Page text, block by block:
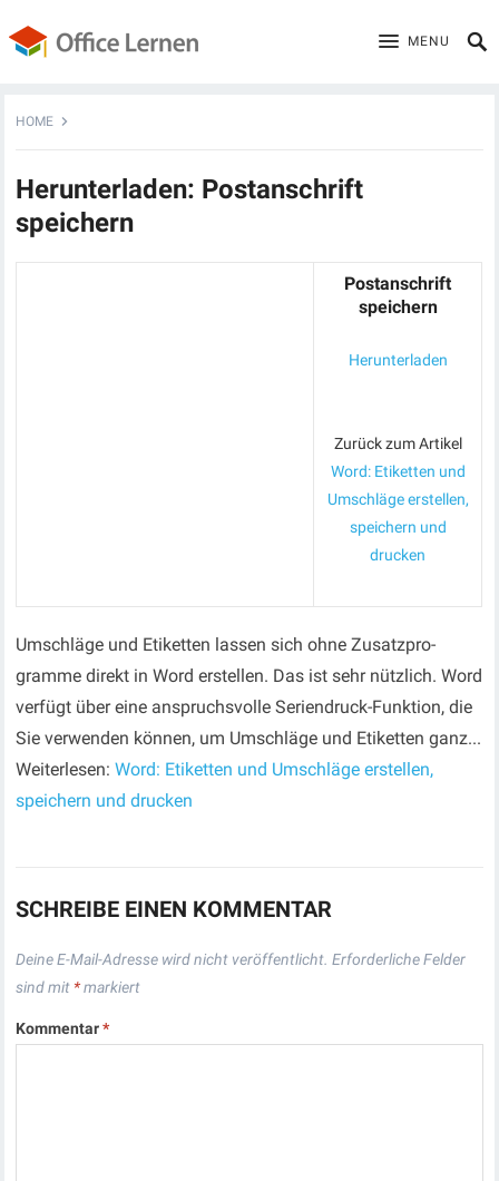
MENU
HOME
Herunterladen: Postanschrift
speichern
Postanschrift
speichern
Herunterladen
Zurück zum Artikel
Word: Etiketten und
Umschläge erstellen,
speichern und
drucken
Umschläge und Etiketten lassen sich ohne Zusatzpro­
gramme direkt in Word erstellen. Das ist sehr nützlich. Word
verfügt über eine anspruchsvolle Seriendruck-Funktion, die
Sie verwenden können, um Umschläge und Etiketten ganz...
Weiterlesen:Word: Etiketten und Umschläge erstellen,
speichern und drucken
SCHREIBE EINEN KOMMENTAR
Deine E-Mail-Adresse wird nicht veröffentlicht. Erforderliche Felder
sind mit *markiert
Kommentar*